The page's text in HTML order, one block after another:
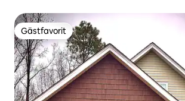
Gästfavorit
Gästfavorit